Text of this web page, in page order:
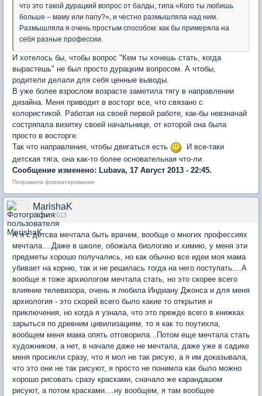
что это такой дурацкий вопрос от балды, типа «Кого ты любишь
больше – маму или папу?», и честно размышляла над ним.
Размышляла я очень простым способом: как бы примеряла на
себя разные профессии.
И хотелось бы, чтобы вопрос "Кем ты хочешь стать, когда
вырастешь" не был просто дурацким вопросом. А чтобы,
родители делали для себя ценные выводы.
В уже более взрослом возрасте заметила тягу в направлении
дизайна. Меня приводит в восторг все, что связано с
колористикой. Работая на своей первой работе, как-бы невзначай
состряпала визитку своей начальнице, от которой она была
просто в восторге.
Так что направления, чтобы двигаться есть
И все-таки
детская тяга, она как-то более основательная что-ли.
Сообщение изменено: Lubava, 17 Август 2013 - 22:45.
Поправила форматирование
MarishaK
15 авг 2013
А я с детсва мечтала быть врачем, вообще о многих профессиях
мечтала....Даже в школе, обожала биологию и химию, у меня эти
предметы хорошо получались, но как обычно все идеи моя мама
убивает на корню, так и не решилась тогда на него поступать....А
вообще я тоже архиологом мечтала стать, но это скорее всего
влияние телевизора, очень я любила Индиану Джонса и для меня
архиология - это скорей всего было какие то открытия и
приключения, но когда я узнала, что это прежде всего в книжках
зарыться по древним цивилизациям, то я как то поутихла,
вообщем меня мама опять отговорила...Потом еще мечтала стать
художником, а нет, в начале даже не мечтала, даже уже в садике
меня просикли сразу, что я мол не так рисую, а я им доказывала,
что это они не так рисуют, я просто не понимла как было можно
хорошо рисовать сразу красками, сначало же карандашом
рисуют, а потом красками....ну вообщем, я там вообщее